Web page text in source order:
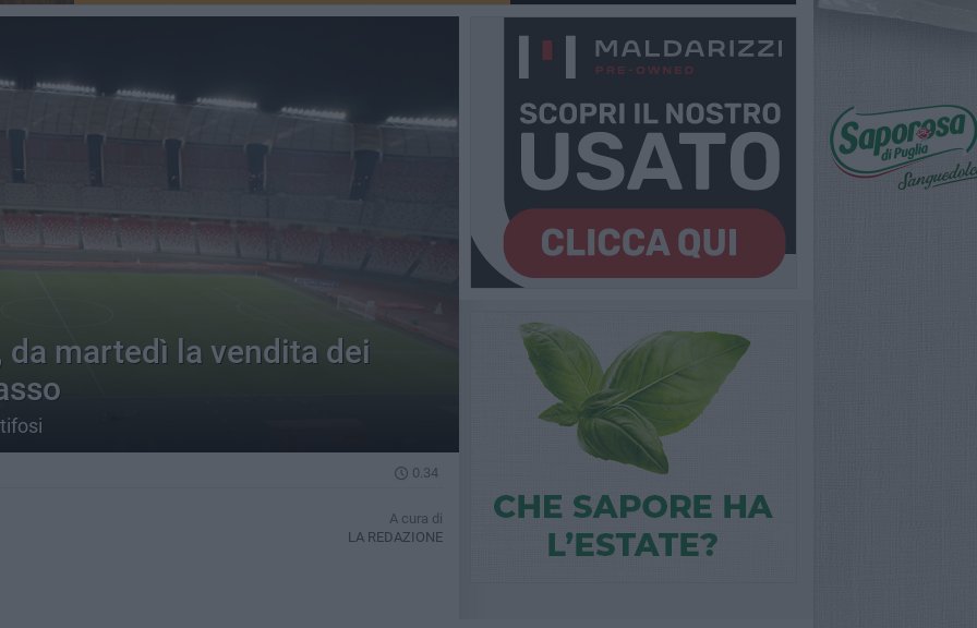
martedì la vendita dei
0.34
A cura di
LA REDAZIONE